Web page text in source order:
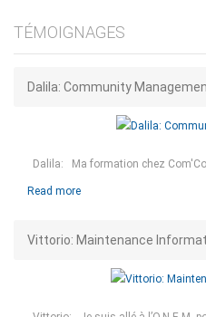
TÉMOIGNAGES
Dalila: Community
Dalila: Ma formation chez
Read more
Vittorio: Maintenance